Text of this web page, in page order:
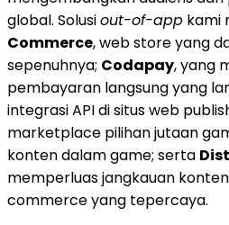
global. Solusiout-of-app kami
Commerce, web store yang
sepenuhnya; Codapay, yang
pembayaran langsung yang
integrasi API di situs web
marketplace pilihan jutaan
konten dalam game; serta
memperluas jangkauan
commerce yang tepercaya.